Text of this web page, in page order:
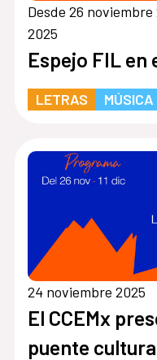
Desde 26
2025
Espejo FIL en
LETRAS
24 noviembre 2025
El CCEMx
puente